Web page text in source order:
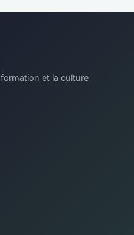
et la culture